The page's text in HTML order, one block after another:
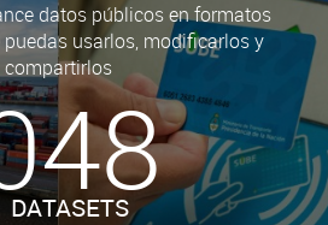
datos públicos en formatos
usarlos, modificarlos y
compartirlos
DATASETS